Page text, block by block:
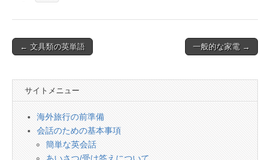
Post
← 文具類の英単語 一般的な家電 →
サイトメニュー
海外旅行の前準備
会話のための基本事項
簡単な英会話
あいさつ/受け答えについて